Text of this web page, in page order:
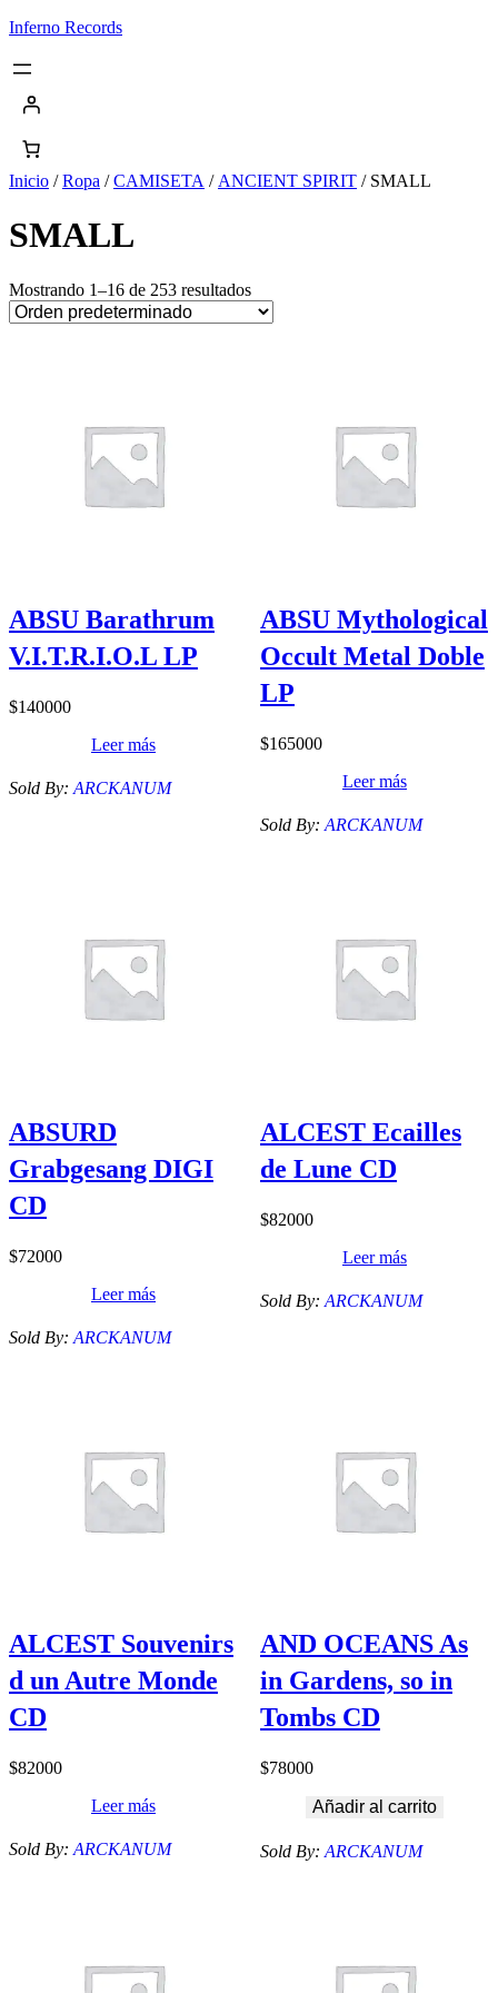
Saltar
contenido
Inferno Records
Inicio /Ropa /CAMISETA / ANCIENT SPIRIT / SMALL
SMALL
Mostrando 1–16 de 253 resultados
ABSU Barathrum
V.I.T.R.I.O.L LP
$140000
Leer más
Sold By: ARCKANUM
ABSU Mythological
Occult Metal Doble
LP
$165000
Leer más
Sold By: ARCKANUM
ABSURD
Grabgesang DIGI
CD
$72000
Leer más
Sold By: ARCKANUM
ALCEST Ecailles
de Lune CD
$82000
Leer más
Sold By: ARCKANUM
ALCEST Souvenirs
d un Autre Monde
CD
$82000
Leer más
Sold By: ARCKANUM
AND OCEANS As
in Gardens, so in
Tombs CD
$78000
Añadir al carrito
Sold By: ARCKANUM